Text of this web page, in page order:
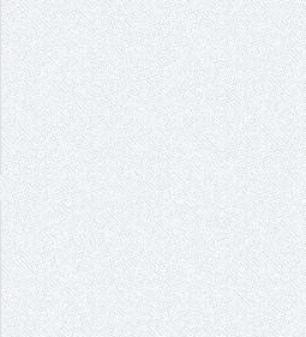
الانتخابات لن تؤثر على برامج
المجلس والشفافية هي أساس
عملنا